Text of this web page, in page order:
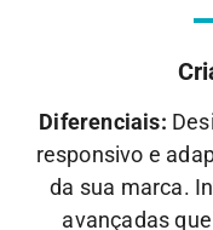
Diferenciais:
responsivo e
da sua marca.
avançadas